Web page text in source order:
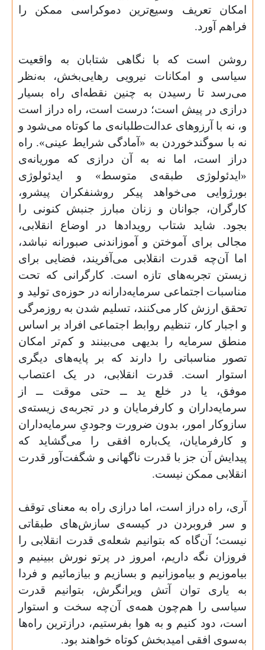
امکان تعریف وسیع‌ترین دموکراسی ممکن را
فراهم آورد.
روشن است که با نگاهی شتابان به واقعیت
سیاسی و امکانات نیرویی رهایی‌بخش، به‌نظر
می‌رسد تا رسیدن به چنین نقطه‌ای راه بسیار
درازی در پیش است؛ درست است، راه دراز است
و، نه با آرزوهای عدالت‌طلبانه‌ی ما کوتاه می‌شود و
نه با سوگندخوردن به «آمادگی شرایط عینی». راه
دراز است، اما نه به آن درازی که موریانه‌ی
«ایدئولوژی طبقه‌ی متوسط» و ایدئولوژی
بورژوایی می‌خواهد پیکر روشنفکران پیشرو،
کارگران، جوانان و زنان مبارز جنبش کنونی را
بجود. شاید شتاب رویدادها در اوضاع انقلابی،
مجالی برای آموختن و آموزاندنی صبورانه نباشد،
اما آن‌چه قدرت انقلابی می‌آفریند، فضایی برای
زیستن تجربه‌های تازه است. کارگرانی که تحت
مناسبات اجتماعی سرمایه‌دارانه در حوزه‌ی تولید و
تحقق ارزش کار می‌کنند، تسلیم شدن به روزمرگی
و اجبار کار، تنظیم روابط اجتماعی افراد بر اساس
منطق سرمایه را بدیهی می‌بینند و کم‌تر امکان
تصور مناسباتی را دارند که بر پایه‌های دیگری
استوار است. قدرت انقلابی، در یک اعتصاب
موفق، یا در خلع ید ــ حتی موقت ــ از
سرمایه‌داران و کارفرمایان و در تجربه‌ی زیسته‌ی
سازوکار امور، بدون ضرورت وجودیِ سرمایه‌داران
و کارفرمایان، یک‌باره افقی را می‌گشاید که
پیدایش آن جز با قدرت ناگهانی و شگفت‌آور قدرت
انقلابی ممکن نیست.
آری، راه دراز است، اما درازی راه به معنای توقف
و سر فروبردن در کیسه‌ی سازش‌های طبقاتی
نیست؛ آن‌گاه که بتوانیم شعله‌ی قدرت انقلابی را
فروزان نگه داریم، امروز در پرتو نورش ببینیم و
بیاموزیم و بیاموزانیم و بسازیم و بیازمائیم و فردا
به یاری توان آتش ویرانگرش، بتوانیم قدرت
سیاسی را هم‌چون همه‌ی آن‌چه سخت و استوار
است، دود کنیم و به هوا بفرستیم، درازترین راه‌ها
به‌سوی افقی امیدبخش کوتاه خواهند بود.